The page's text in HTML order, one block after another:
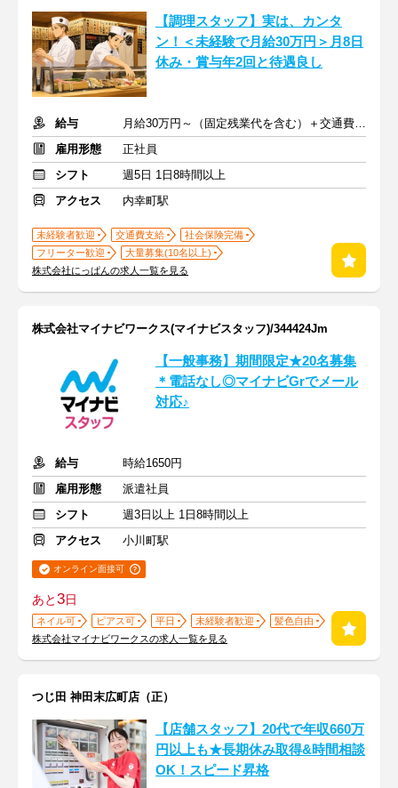
【調理スタッフ】実は、カンタ
ン！＜未経験で月給30万円＞月8日
休み・賞与年2回と待遇良し
給与
月給30万円～（固定残業代を含む）＋交通費全額支給
雇用形態
正社員
シフト
週5日 1日8時間以上
アクセス
内幸町駅
未経験者歓迎 交通費支給
社会保険完備
フリーター歓迎
大量募集(10名以上)
株式会社にっぱんの求人一覧を見る
株式会社マイナビワークス(マイナビスタッフ)/344424Jm
【一般事務】期間限定★20名募集
＊電話なし◎マイナビGrでメール
対応♪
給与
時給1650円
雇用形態
派遣社員
シフト
週3日以上 1日8時間以上
アクセス
小川町駅
オンライン面接可
あと3日
ネイル可 ピアス可 平日 未経験者歓迎
髪色自由
株式会社マイナビワークスの求人一覧を見る
つじ田 神田末広町店（正）
【店舗スタッフ】20代で年収660万
円以上も★長期休み取得&時間相談
OK！スピード昇格